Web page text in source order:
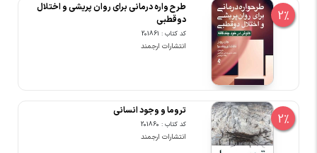
2%
طرح واره درمانی برای روان پریشی و اختلال
دوقطبی
کد کتاب : 201861
انتشارات ارجمند
2%
تروما و وجود انسانی
کد کتاب : 201860
انتشارات ارجمند